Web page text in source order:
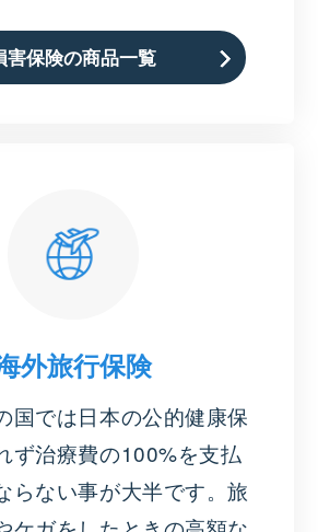
害保険の商品一覧
外旅行保険
国では日本の公的健康保
ず治療費の100%を支払
らない事が大半です。旅